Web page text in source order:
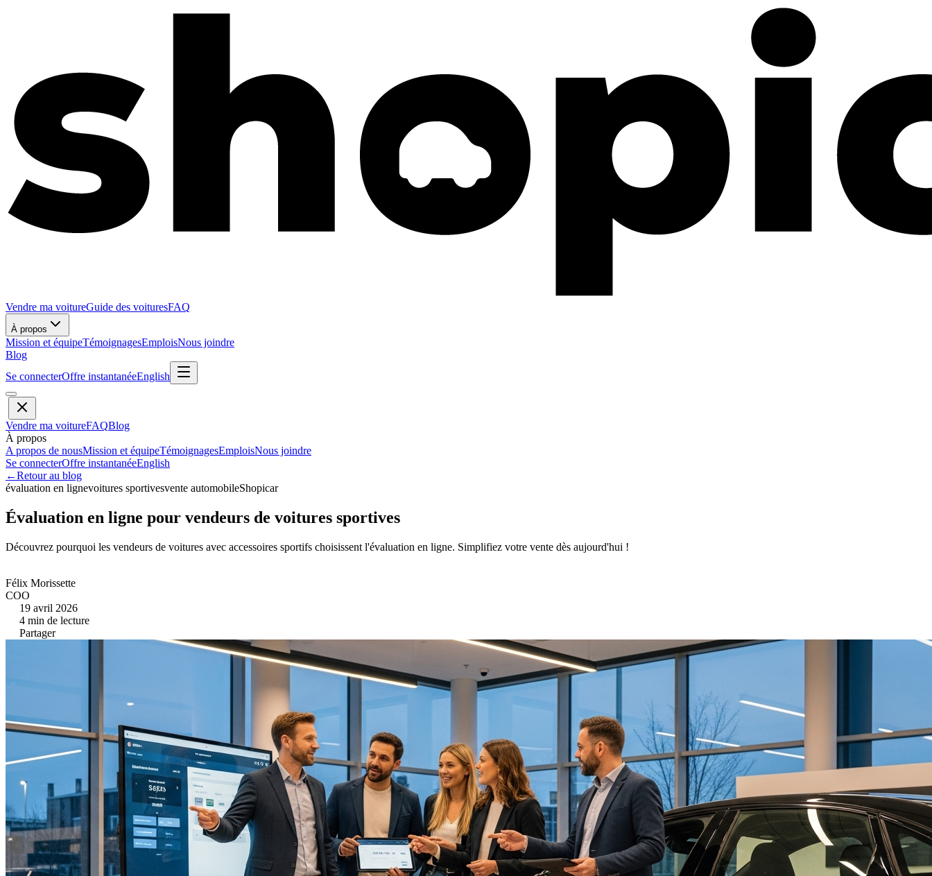
Vendre ma voitureGuide des voituresFAQ
À propos
Mission et équipeTémoignagesEmploisNous joindre
Blog
Se connecterOffre instantanéeEnglish
Vendre ma voitureFAQBlog
À propos
A propos de nousMission et équipeTémoignagesEmploisNous joindre
Se connecterOffre instantanéeEnglish
←Retour au blog
évaluation en lignevoitures sportivesvente automobileShopicar
Évaluation en ligne pour vendeurs de voitures sportives
Découvrez pourquoi les vendeurs de voitures avec accessoires sportifs choisissent l'évaluation en ligne. Simplifiez votre vente dès aujourd'hui !
Félix Morissette
COO
19 avril 2026
4 min de lecture
Partager